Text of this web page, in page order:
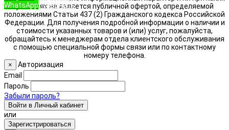
условиях не является публичной офертой, определяемой
положениями Статьи 437 (2) Гражданского кодекса Российской
Федерации. Для получения подробной информации о наличии и
стоимости указанных товаров и (или) услуг, пожалуйста,
обращайтесь к менеджерам отдела клиентского обслуживания
с помощью специальной формы связи или по контактному
номеру телефона.
WhatsAppПозвонить
×
Авторизация
Email
Пароль
Забыли пароль?
Войти в Личный кабинет
или
Зарегистрироваться